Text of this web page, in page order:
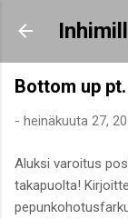
Bottom up
- heinäkuuta 27,
Aluksi varoitus
takapuolta!